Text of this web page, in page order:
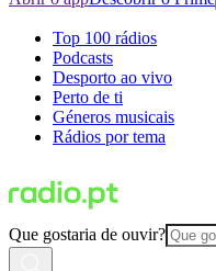
Top 100 rádios
Podcasts
Desporto ao vivo
Perto de ti
Géneros musicais
Rádios por tema
Que gostaria de ouvir?